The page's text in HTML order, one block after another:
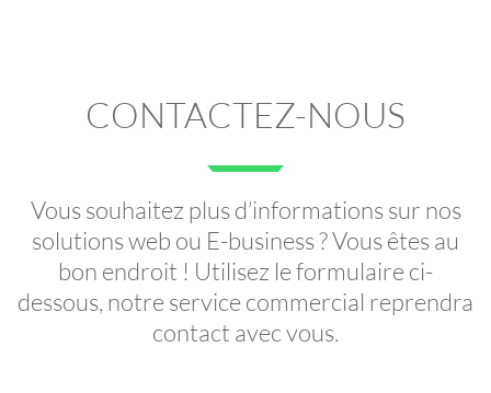
CONTACTEZ-NOUS
Vous souhaitez plus d’informations sur nos
solutions web ou E-business ? Vous êtes au
bon endroit ! Utilisez le formulaire ci-
dessous, notre service commercial reprendra
contact avec vous.